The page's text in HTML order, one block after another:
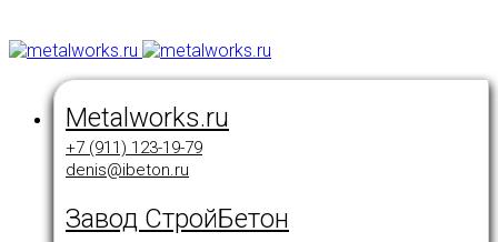
Metalworks.ru
+7 (911) 123-19-79
denis@ibeton.ru
Завод СтройБетон